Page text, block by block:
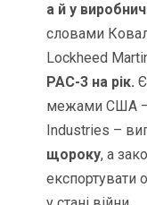
а й у
словами
Lockheed
PAC-3 на рік.
межами США –
Industries –
щороку, а
експортувати